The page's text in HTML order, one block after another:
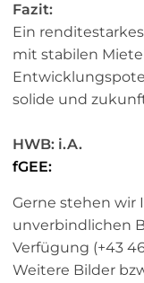
Fazit:
Ein
mit stabilen
solide und
HWB: i.A.
fGEE:
Gerne stehen wir
unverbindlichen
Verfügung (+43
Weitere Bilder